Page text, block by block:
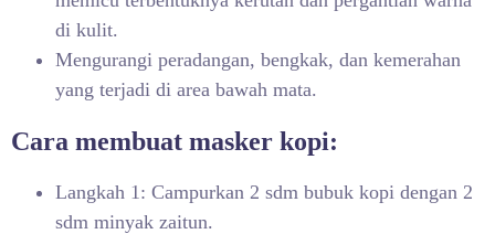
di kulit.
Mengurangi peradangan, bengkak, dan kemerahan
yang terjadi di area bawah mata.
Cara membuat masker kopi:
Langkah 1: Campurkan 2 sdm bubuk kopi dengan 2
sdm minyak zaitun.